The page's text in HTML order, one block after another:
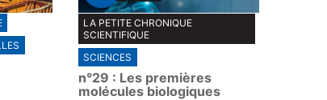
P
l
a
y
LA PETITE CHRONIQUE
SCIENTIFIQUE
SCIENCES
n°29 : Les premières
molécules biologiques